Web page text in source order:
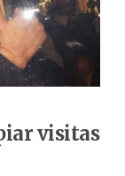
visitas